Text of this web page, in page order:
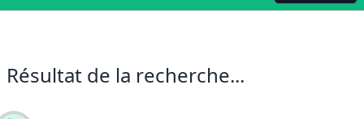
Résultat de la recherche...